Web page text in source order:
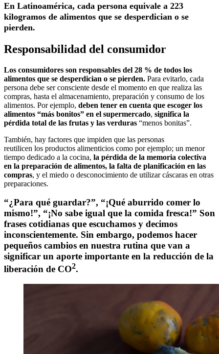
En Latinoamérica, cada persona equivale a 223
kilogramos de alimentos que se desperdician o se
pierden.
Responsabilidad del consumidor
Los consumidores son responsables del 28 % de todos los
alimentos que se desperdician o se pierden. Para evitarlo, cada
persona debe ser consciente desde el momento en que realiza las
compras, hasta el almacenamiento, preparación y consumo de los
alimentos. Por ejemplo, deben tener en cuenta que escoger los
alimentos “más bonitos” en el supermercado, significa la
pérdida total de las frutas y las verduras “menos bonitas”.
También, hay factores que impiden que las personas
reutilicen los productos alimenticios como por ejemplo; un menor
tiempo dedicado a la cocina, la pérdida de la memoria colectiva
en la preparación de alimentos, la falta de planificación en las
compras, y el miedo o desconocimiento de utilizar cáscaras en otras
preparaciones.
“¿Para qué guardar?”, “¡Qué aburrido comer lo
mismo!”, “¡No sabe igual que la comida fresca!” Son
frases cotidianas que escuchamos y decimos
inconscientemente. Sin embargo, podemos hacer
pequeños cambios en nuestra rutina que van a
significar un aporte importante en la reducción de la
liberación de CO2.